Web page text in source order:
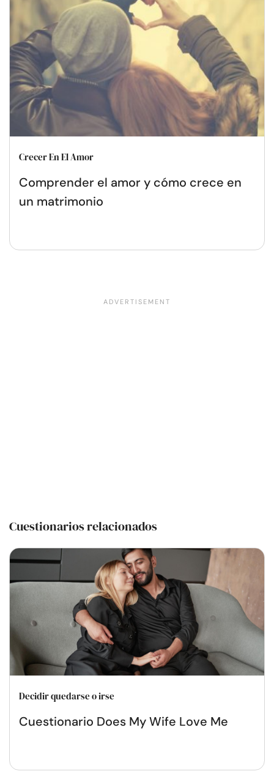
Crecer En El Amor
Comprender el amor y cómo crece en
un matrimonio
Cuestionarios relacionados
Decidir quedarse o irse
Cuestionario Does My Wife Love Me